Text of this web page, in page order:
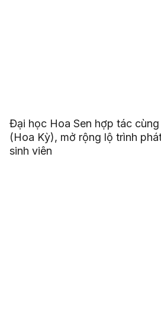
Đại học Hoa Sen hợp tác
(Hoa Kỳ), mở rộng lộ trình
sinh viên